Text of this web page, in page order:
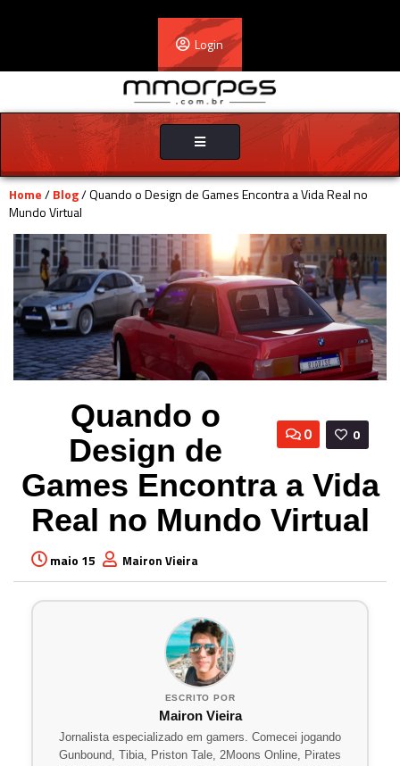
Login
Toggle
navigation
Home/Blog/ Quando o Design de Games Encontra a Vida Real no
Mundo Virtual
0
0
Quando o
Design de
Games Encontra a Vida
Real no Mundo Virtual
maio 15 Mairon Vieira
ESCRITO POR
Mairon Vieira
Jornalista especializado em gamers. Comecei jogando
Gunbound, Tibia, Priston Tale, 2Moons Online, Pirates